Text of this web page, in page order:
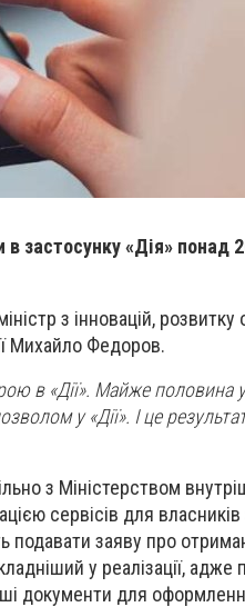
застосунку «Дія» понад
з інновацій, розвитку
Михайло Федоров.
в «Дії». Майже половина
у «Дії». І це
з Міністерством
сервісів для власників
подавати заяву про
у реалізації, адже
документи для